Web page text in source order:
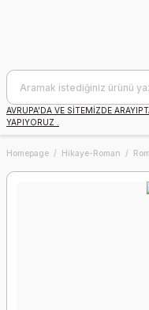
AVRUPA'DA VE SİTEMİZDE
YAPIYORUZ .
Homepage Hikaye-Roman